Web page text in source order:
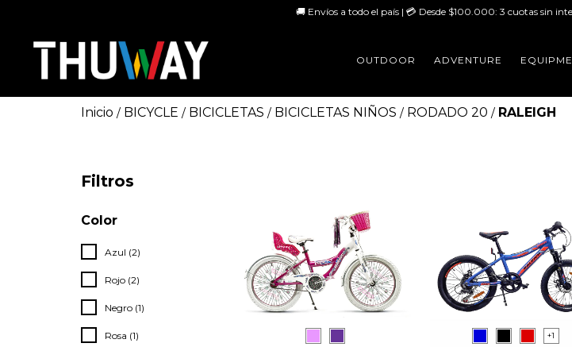
🚚 Envíos a todo el país | 💳 Desde $100.000: 3 cuotas sin
OUTDOOR ADVENTURE
Inicio / BICYCLE / BICICLETAS / BICICLETAS NIÑOS / RODADO 20 / RALEIGH
Filtros
Color
Azul (2)
Rojo (2)
Negro (1)
Rosa (1) +1